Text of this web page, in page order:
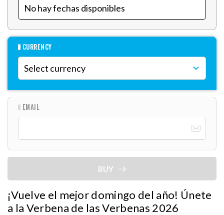
CURRENCY
EMAIL
BUY
¡Vuelve el mejor domingo del año! Únete
a la Verbena de las Verbenas 2026